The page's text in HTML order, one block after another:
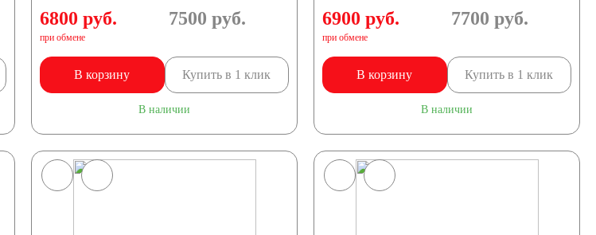
6800 руб.
при обмене
7500 руб.
В корзину Купить в 1 клик
В наличии
6900 руб.
при обмене
7700 руб.
В корзину Купить в 1 клик
В наличии